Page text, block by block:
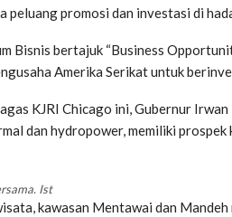
peluang promosi dan investasi di
Bisnis bertajuk “Business
Amerika Serikat untuk
KJRI Chicago ini, Gubernur
dan hydropower, memiliki prospek
Ist
kawasan Mentawai dan